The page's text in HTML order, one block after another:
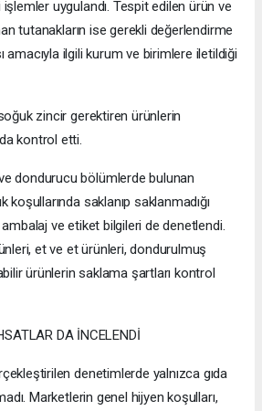
uygulandı. Tespit edilen ürün ve
tutanakların ise gerekli değerlendirme
amacıyla ilgili kurum ve birimlere iletildiği
zincir gerektiren ürünlerin
kontrol etti.
dondurucu bölümlerde bulunan
koşullarında saklanıp saklanmadığı
ve etiket bilgileri de denetlendi.
et ve et ürünleri, dondurulmuş
ürünlerin saklama şartları kontrol
DA İNCELENDİ
denetimlerde yalnızca gıda
Marketlerin genel hijyen koşulları,